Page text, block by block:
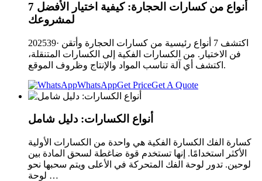
7 أنواع من كسارات الحجارة: كيفية اختيار الأفضل
لمشروعك
202539· اكتشف 7 أنواع رئيسية من كسارات الحجارة وأتقن
فن الاختيار. من الكسارات الفكية إلى الكسارات المتنقلة،
اكتشف أي آلة تناسب المواد والإنتاج وظروف الموقع.
WhatsAppGet PriceGet A Quote
أنواع الكسارات: دليل شامل
كسارة الفك الكسارة الفكية هي واحدة من الكسارات الأولية
الأكثر استخدامًا. إنها تستخدم قوة ضاغطة لسحق المادة بين
لوحين. تدور لوحة الفك المتحركة في الأعلى ويتم سحبها نحو
لوحة …